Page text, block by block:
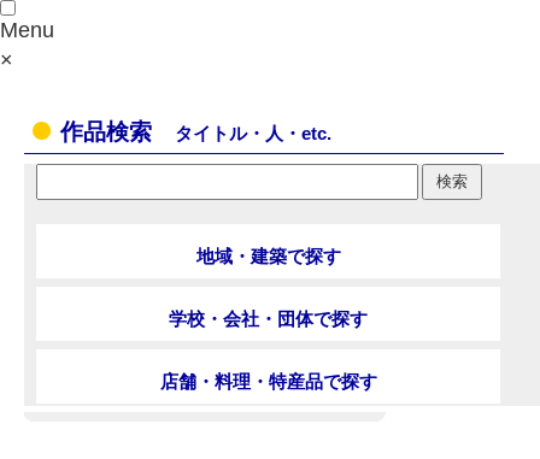
Menu
×
作品検索 タイトル・人・etc.
地域・建築で探す
学校・会社・団体で探す
店舗・料理・特産品で探す